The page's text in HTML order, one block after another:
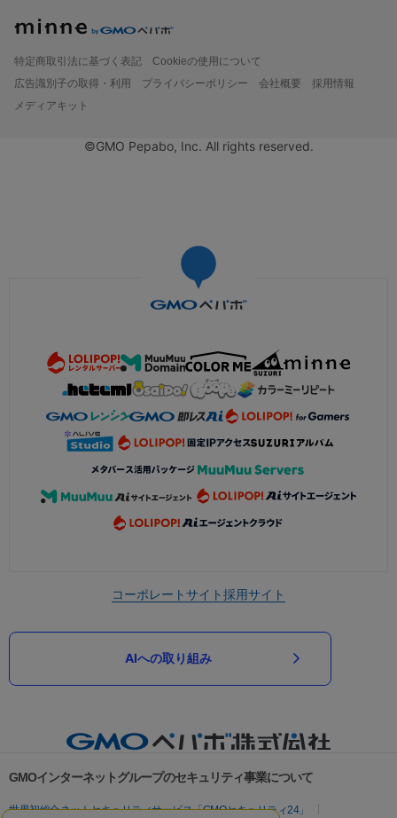
特定商取引法に基づく表記
Cookieの使用について
広告識別子の取得・利用
プライバシーポリシー 会社概要
採用情報
メディアキット
©GMO Pepabo, Inc. All rights reserved.
コーポレートサイト採用サイト
AIへの取り組み
GMOインターネットグループのセキュリティ事業について
世界初総合ネットセキュリティサービス「GMOセキュリティ24」